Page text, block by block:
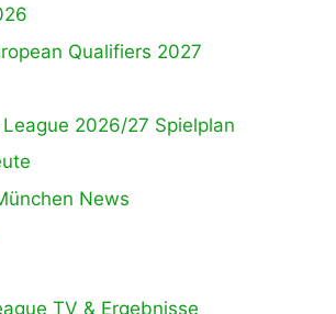
Qualifiers 2027
League 2026/27 Spielplan
News
TV & Ergebnisse